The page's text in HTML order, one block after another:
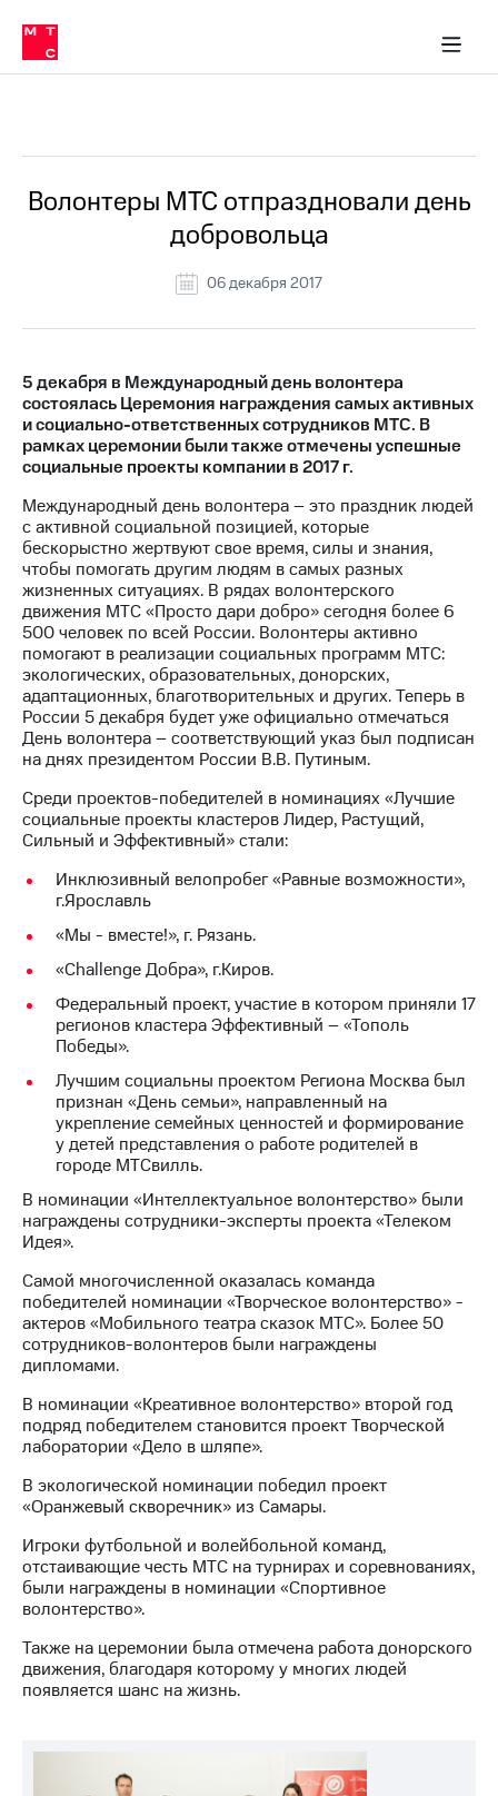
Медиа-центр
и акционерам
Устойчивое развитие
Комплаенс и деловая этика
компании
Карьера
История
компании
Руководство
Контакты
Медиа-центр
Пресс-
релизы
МТС
о технологиях
Достижения
Интервью
Финансовая
отчетность
Контакты
в
регионе
и акционерам
Корпоративное
Корпоративный
секретарь
Раскрытие
информации
Информация
Документы
ПАО
"МТС"
Собрания
акционеров
Личный
кабинет
акционера
капитал
Контроль
и
аудит
Рынок
Описание
Программа
Порядок
выкупа
Дивиденды
Рынок
облигаций
Еврооблигации-2023
Уведомление
о
Другое
в МТС
Пресс-
релизы
о технологиях
Волонтеры МТС отпраздновали день
добровольца
06 декабря 2017
5 декабря в Международный день волонтера
состоялась Церемония награждения самых активных
и социально-ответственных сотрудников МТС. В
рамках церемонии были также отмечены успешные
социальные проекты компании в 2017 г.
Международный день волонтера – это праздник людей
с активной социальной позицией, которые
бескорыстно жертвуют свое время, силы и знания,
чтобы помогать другим людям в самых разных
жизненных ситуациях. В рядах волонтерского
движения МТС «Просто дари добро» сегодня более 6
500 человек по всей России. Волонтеры активно
помогают в реализации социальных программ МТС:
экологических, образовательных, донорских,
адаптационных, благотворительных и других. Теперь в
России 5 декабря будет уже официально отмечаться
День волонтера – соответствующий указ был подписан
на днях президентом России В.В. Путиным.
Среди проектов-победителей в номинациях «Лучшие
социальные проекты кластеров Лидер, Растущий,
Сильный и Эффективный» стали:
Инклюзивный велопробег «Равные возможности»,
г.Ярославль
«Мы - вместе!», г. Рязань.
«Сhallenge Добра», г.Киров.
Федеральный проект, участие в котором приняли 17
регионов кластера Эффективный – «Тополь
Победы».
Лучшим социальны проектом Региона Москва был
признан «День семьи», направленный на
укрепление семейных ценностей и формирование
у детей представления о работе родителей в
городе МТСвилль.
В номинации «Интеллектуальное волонтерство» были
награждены сотрудники-эксперты проекта «Телеком
Идея».
Самой многочисленной оказалась команда
победителей номинации «Творческое волонтерство» -
актеров «Мобильного театра сказок МТС». Более 50
сотрудников-волонтеров были награждены
дипломами.
В номинации «Креативное волонтерство» второй год
подряд победителем становится проект Творческой
лаборатории «Дело в шляпе».
В экологической номинации победил проект
«Оранжевый скворечник» из Самары.
Игроки футбольной и волейбольной команд,
отстаивающие честь МТС на турнирах и соревнованиях,
были награждены в номинации «Спортивное
волонтерство».
Также на церемонии была отмечена работа донорского
движения, благодаря которому у многих людей
появляется шанс на жизнь.